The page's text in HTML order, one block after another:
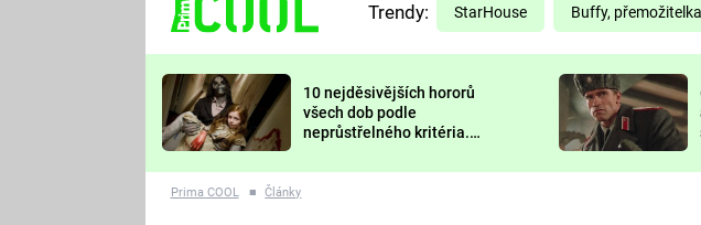
TŘESKU
FUTURAMA
PREDÁTOR
Trendy: StarHouse Buffy,
10 nejděsivějších hororů
všech dob podle
neprůstřelného kritéria.
nejvíc zvednou tep?
Prima COOL ■ Články